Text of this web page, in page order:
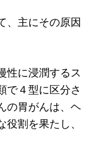
、主にその原因
性に浸潤するス
で４型に区分さ
の胃がんは、ヘ
割を果たし、